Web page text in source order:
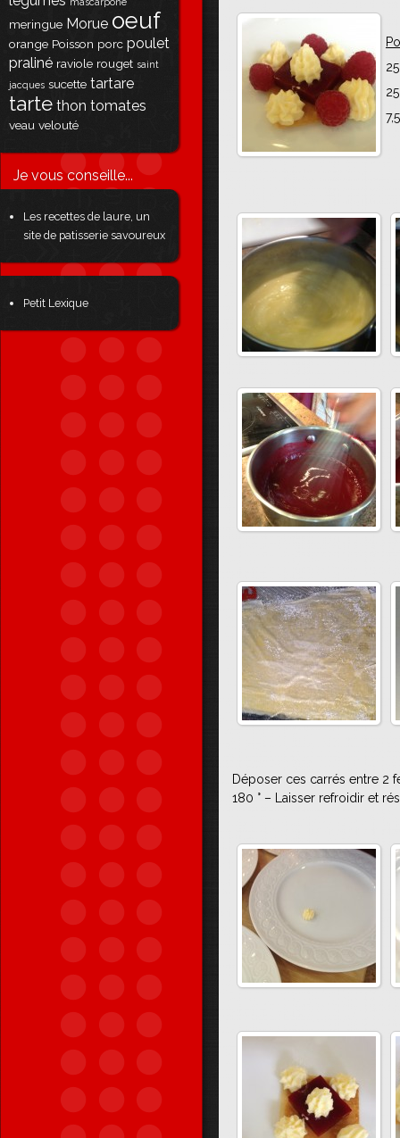
meringue Morue oeuf
orange Poisson porc poulet
praliné raviole rouget saint
jacques sucette tartare
tarte thon tomates
veau velouté
Je vous conseille...
Les recettes de laure, un
site de patisserie savoureux
Petit Lexique
Déposer ces carrés entre 2
180 ° – Laisser refroidir et